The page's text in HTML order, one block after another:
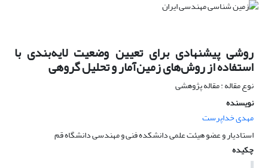
روشی پیشنهادی برای تعیین وضعیت لایه‌بندی با
استفاده از روش‌های زمین‌آمار و تحلیل گروهی
نوع مقاله : مقاله پژوهشی
نویسنده
مهدی خداپرست
استادیار و عضو هیئت علمی دانشکده فنی و مهندسی دانشگاه قم
چکیده